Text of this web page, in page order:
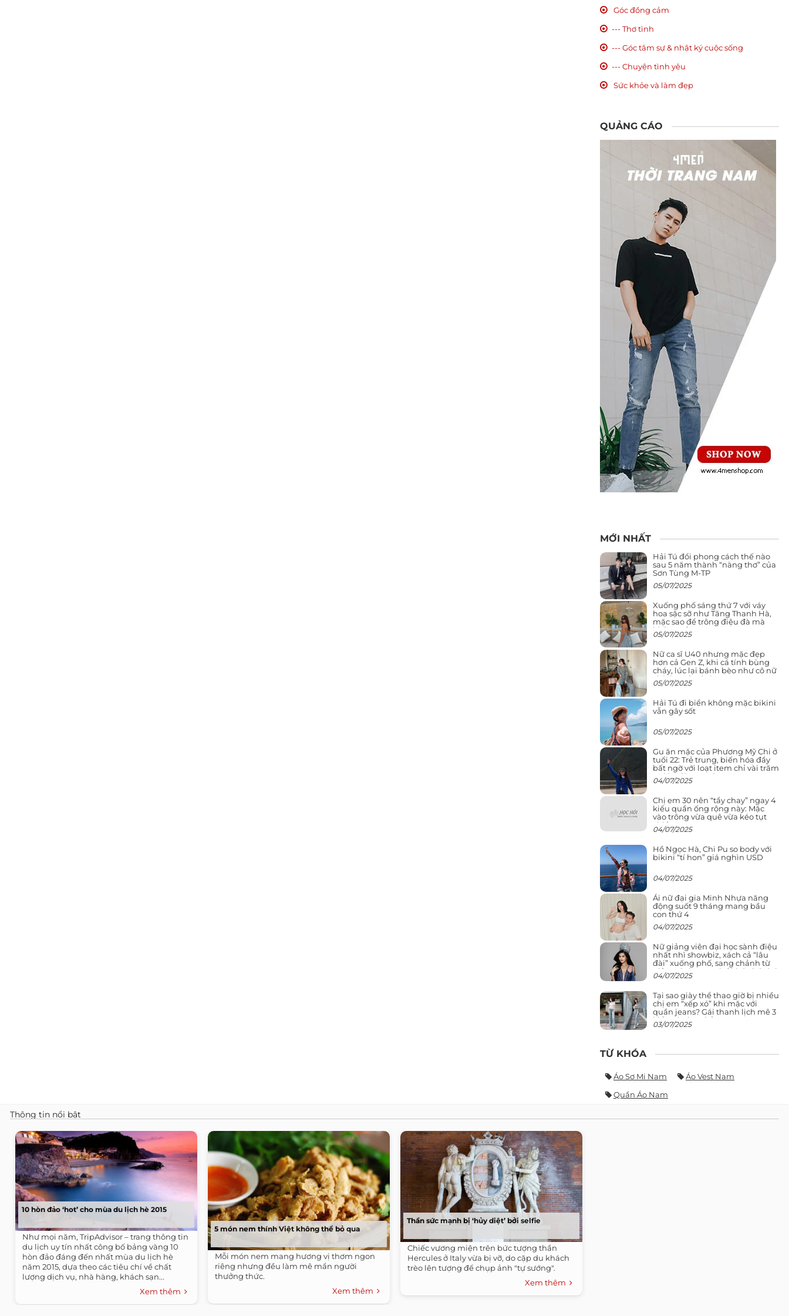
Góc đồng cảm
--- Thơ tình
--- Góc tâm sự & nhật ký cuộc sống
--- Chuyện tình yêu
Sức khỏe và làm đẹp
QUẢNG CÁO
MỚI NHẤT
Hải Tú đổi phong cách thế nào
sau 5 năm thành “nàng thơ” của
Sơn Tùng M-TP
05/07/2025
Xuống phố sáng thứ 7 với váy
hoa sặc sỡ như Tăng Thanh Hà,
mặc sao để trông điệu đà mà
không sến
05/07/2025
Nữ ca sĩ U40 nhưng mặc đẹp
hơn cả Gen Z, khi cá tính bùng
cháy, lúc lại bánh bèo như cô nữ
chính ngôn tình
05/07/2025
Hải Tú đi biển không mặc bikini
vẫn gây sốt
05/07/2025
Gu ăn mặc của Phương Mỹ Chi ở
tuổi 22: Trẻ trung, biến hóa đầy
bất ngờ với loạt item chỉ vài trăm
nghìn đã mua được
04/07/2025
Chị em 30 nên “tẩy chay” ngay 4
kiểu quần ống rộng này: Mặc
vào trông vừa quê vừa kéo tụt
chiều cao
04/07/2025
Hồ Ngọc Hà, Chi Pu so body với
bikini “tí hon” giá nghìn USD
04/07/2025
Ái nữ đại gia Minh Nhựa năng
động suốt 9 tháng mang bầu
con thứ 4
04/07/2025
Nữ giảng viên đại học sành điệu
nhất nhì showbiz, xách cả “lâu
đài” xuống phố, sang chảnh từ
giảng đường ra phố khó ai đọ lại
04/07/2025
Tại sao giày thể thao giờ bị nhiều
chị em “xếp xó” khi mặc với
quần jeans? Gái thanh lịch mê 3
kiểu này hơn hẳn
03/07/2025
TỪ KHÓA
Áo Sơ Mi Nam
Áo Vest Nam
Quần Áo Nam
Thông tin nổi bật
10 hòn đảo ‘hot’ cho mùa du lịch hè 2015
Như mọi năm, TripAdvisor – trang thông tin
du lịch uy tín nhất công bố bảng vàng 10
hòn đảo đáng đến nhất mùa du lịch hè
năm 2015, dựa theo các tiêu chí về chất
lượng dịch vụ, nhà hàng, khách sạn...
Xem thêm
5 món nem thính Việt không thể bỏ qua
Mỗi món nem mang hương vị thơm ngon
riêng nhưng đều làm mê mẩn người
thưởng thức.
Xem thêm
Thần sức mạnh bị ‘hủy diệt’ bởi selfie
Chiếc vương miện trên bức tượng thần
Hercules ở Italy vừa bị vỡ, do cặp du khách
trèo lên tượng để chụp ảnh "tự sướng".
Xem thêm